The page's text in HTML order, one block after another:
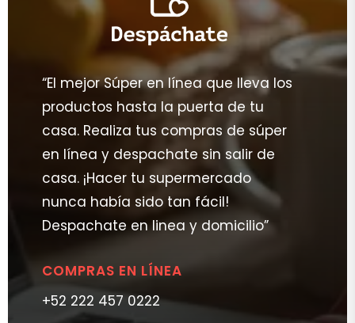
“El mejor Súper en línea que lleva los
productos hasta la puerta de tu
casa. Realiza tus compras de súper
en línea y despachate sin salir de
casa. ¡Hacer tu supermercado
nunca había sido tan fácil!
Despachate en linea y domicilio”
COMPRAS EN LÍNEA
+52 222 457 0222